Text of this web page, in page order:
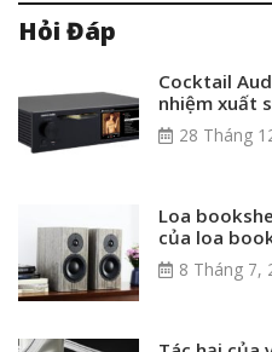
Hỏi Đáp
Cocktail
nhiệm xuất
28 Tháng
Loa
của loa
8 Tháng 7,